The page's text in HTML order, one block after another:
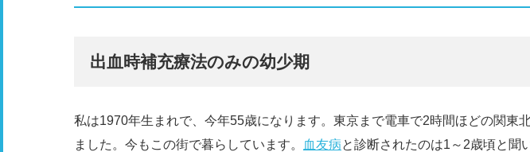
出血時補充療法のみの幼少期
私は1970年生まれで、今年55歳になります。東京まで電車で2時間ほどの関東
ました。今もこの街で暮らしています。
血友病と診断されたのは1～2歳頃と聞